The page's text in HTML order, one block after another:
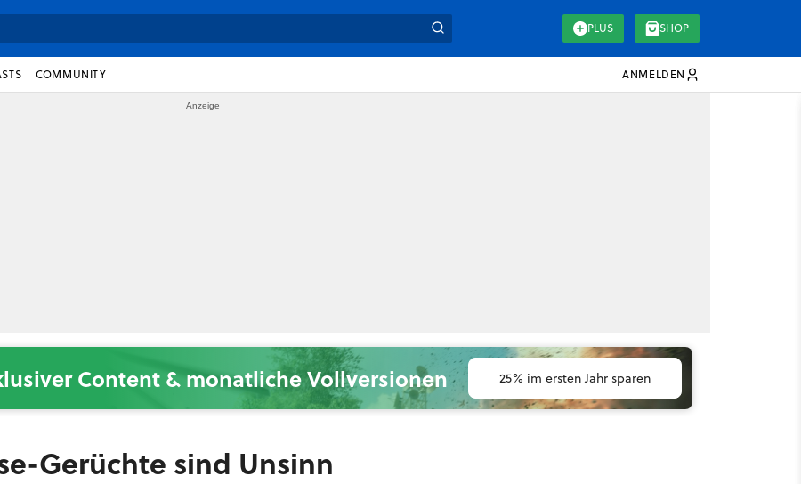
PLUS SHOP
COMMUNITY ANMELDEN
Content & monatliche Vollversionen 25% im ersten Jahr sparen
Gerüchte sind Unsinn